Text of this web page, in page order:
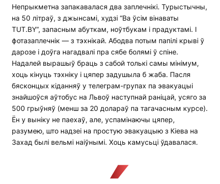
Непрыкметна запакавалася два заплечнікі. Турыстычны,
на 50 літраў, з джынсамі, худзі “Ва ўсім вінаваты
TUT.BY”, запасным абуткам, ноўтбукам і прадуктамі. І
фотазаплечнік — з тэхнікай. Абодва потым папілі крыві ў
дарозе і доўга нагадвалі пра сябе болямі ў спіне.
Надалей вырашыў браць з сабой толькі самы мінімум,
хоць кінуць тэхніку і цяпер задушыла б жаба. Пасля
бясконцых кіданняў у телеграм-групах па эвакуацыі
знайшоўся аўтобус на Львоў наступнай раніцай, усяго за
500 грыўняў (менш за 20 долараў па тагачасным курсе).
Ён у выніку не паехаў, але, успамінаючы цяпер,
разумею, што надзеі на простую эвакуацыю з Кіева на
Захад былі вельмі наіўнымі. Хоць камусьці ўдавалася.